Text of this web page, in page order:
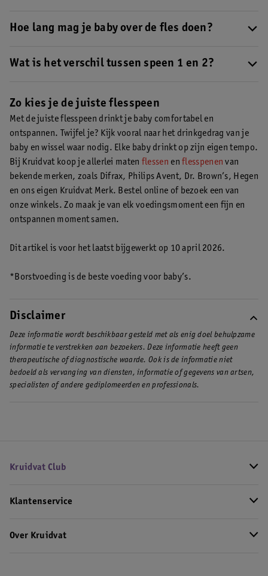
grotere opening.Lees hier meer over flesspenen voor pap
Hoe lang mag je baby over de fles doen?
hij of zij er langer over? Probeer eens een grotere maat
Wat is het verschil tussen speen 1 en 2?
een speen met maat 1.
Zo kies je de juiste flesspeen
Met de juiste flesspeen drinkt je baby comfortabel en
ontspannen. Twijfel je? Kijk vooral naar het drinkgedrag van je
baby en wissel waar nodig. Elke baby drinkt op zijn eigen tempo.
Bij Kruidvat koop je allerlei maten flessen enflesspenen van
bekende merken, zoals Difrax, Philips Avent, Dr. Brown’s, Hegen
en ons eigen Kruidvat Merk. Bestel online of bezoek een van
onze winkels. Zo maak je van elk voedingsmoment een fijn en
ontspannen moment samen.
Dit artikel is voor het laatst bijgewerkt op 10 april 2026.
*Borstvoeding is de beste voeding voor baby’s.
Disclaimer
Deze informatie wordt beschikbaar gesteld met als enig doel behulpzame
informatie te verstrekken aan bezoekers. Deze informatie heeft geen
therapeutische of diagnostische waarde. Ook is de informatie niet
bedoeld als vervanging van diensten, informatie of gegevens van artsen,
specialisten of andere gediplomeerden en professionals.
Kruidvat Club
Klantenservice
Over Kruidvat